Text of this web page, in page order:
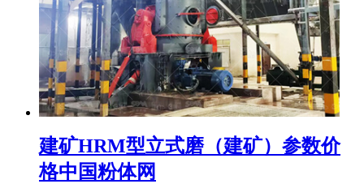
建矿HRM型立式磨（建矿）参数价
格中国粉体网